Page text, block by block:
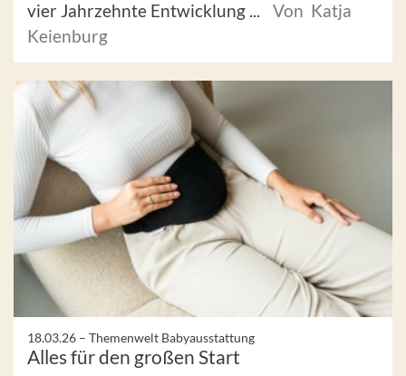
vier Jahrzehnte Entwicklung ...
Von Katja
Keienburg
18.03.26 – Themenwelt Babyausstattung
Alles für den großen Start